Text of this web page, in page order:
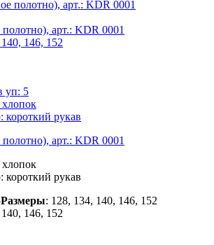
арт.: KDR 0001
146, 152
уп: 5
хлопок
короткий рукав
арт.: KDR 0001
хлопок
короткий рукав
Размеры: 128, 134, 140, 146, 152
146, 152